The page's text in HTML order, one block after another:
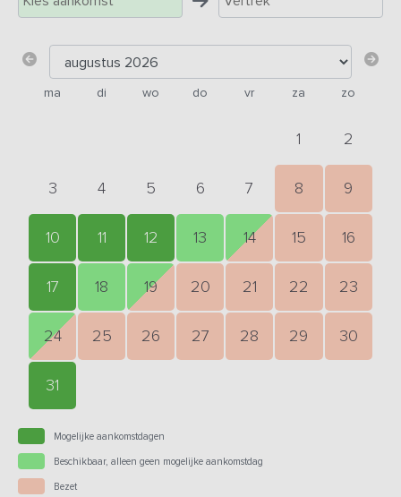
ma di wo do vr za zo
1 2
3 4 5 6 7 8 9
10 11 12 13 14 15 16
17 18 19 20 21 22 23
24 25 26 27 28 29 30
31
Mogelijke aankomstdagen
Beschikbaar, alleen geen mogelijke aankomstdag
Bezet